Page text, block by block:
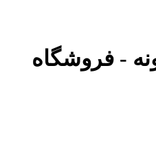
- فروشگاه